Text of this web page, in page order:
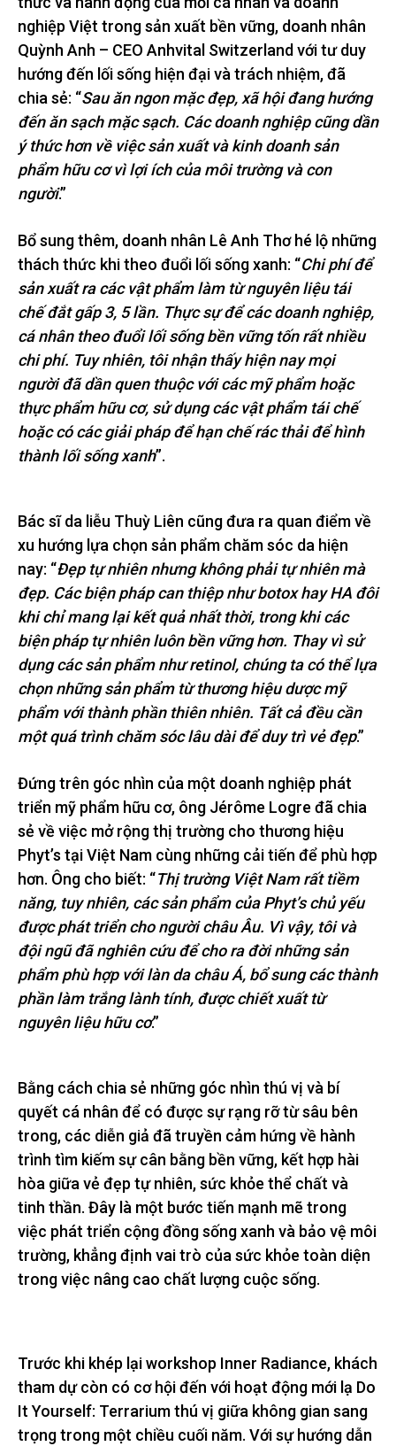
nghiệp Việt trong sản xuất bền vững, doanh nhân
Quỳnh Anh – CEO Anhvital Switzerland với tư duy
hướng đến lối sống hiện đại và trách nhiệm, đã
chia sẻ: “Sau ăn ngon mặc đẹp, xã hội đang hướng
đến ăn sạch mặc sạch. Các doanh nghiệp cũng dần
ý thức hơn về việc sản xuất và kinh doanh sản
phẩm hữu cơ vì lợi ích của môi trường và con
người.”
Bổ sung thêm, doanh nhân Lê Anh Thơ hé lộ những
thách thức khi theo đuổi lối sống xanh: “Chi phí để
sản xuất ra các vật phẩm làm từ nguyên liệu tái
chế đắt gấp 3, 5 lần. Thực sự để các doanh nghiệp,
cá nhân theo đuổi lối sống bền vững tốn rất nhiều
chi phí. Tuy nhiên, tôi nhận thấy hiện nay mọi
người đã dần quen thuộc với các mỹ phẩm hoặc
thực phẩm hữu cơ, sử dụng các vật phẩm tái chế
hoặc có các giải pháp để hạn chế rác thải để hình
thành lối sống xanh”.
Bác sĩ da liễu Thuỳ Liên cũng đưa ra quan điểm về
xu hướng lựa chọn sản phẩm chăm sóc da hiện
nay: “Đẹp tự nhiên nhưng không phải tự nhiên mà
đẹp. Các biện pháp can thiệp như botox hay HA đôi
khi chỉ mang lại kết quả nhất thời, trong khi các
biện pháp tự nhiên luôn bền vững hơn. Thay vì sử
dụng các sản phẩm như retinol, chúng ta có thể lựa
chọn những sản phẩm từ thương hiệu dược mỹ
phẩm với thành phần thiên nhiên. Tất cả đều cần
một quá trình chăm sóc lâu dài để duy trì vẻ đẹp.”
Đứng trên góc nhìn của một doanh nghiệp phát
triển mỹ phẩm hữu cơ, ông Jérôme Logre đã chia
sẻ về việc mở rộng thị trường cho thương hiệu
Phyt’s tại Việt Nam cùng những cải tiến để phù hợp
hơn. Ông cho biết: “Thị trường Việt Nam rất tiềm
năng, tuy nhiên, các sản phẩm của Phyt’s chủ yếu
được phát triển cho người châu Âu. Vì vậy, tôi và
đội ngũ đã nghiên cứu để cho ra đời những sản
phẩm phù hợp với làn da châu Á, bổ sung các thành
phần làm trắng lành tính, được chiết xuất từ
nguyên liệu hữu cơ.”
Bằng cách chia sẻ những góc nhìn thú vị và bí
quyết cá nhân để có được sự rạng rỡ từ sâu bên
trong, các diễn giả đã truyền cảm hứng về hành
trình tìm kiếm sự cân bằng bền vững, kết hợp hài
hòa giữa vẻ đẹp tự nhiên, sức khỏe thể chất và
tinh thần. Đây là một bước tiến mạnh mẽ trong
việc phát triển cộng đồng sống xanh và bảo vệ môi
trường, khẳng định vai trò của sức khỏe toàn diện
trong việc nâng cao chất lượng cuộc sống.
Trước khi khép lại workshop Inner Radiance, khách
tham dự còn có cơ hội đến với hoạt động mới lạ ​​Do
It Yourself: Terrarium thú vị giữa không gian sang
trọng trong một chiều cuối năm. Với sự hướng dẫn